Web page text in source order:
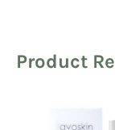
Product